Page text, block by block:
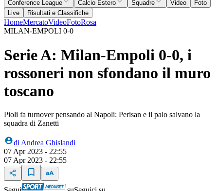
Conference League
Calcio Estero Squadre Video
Foto
Live
Risultati e Classifiche
HomeMercatoVideoFotoRosa
MILAN-EMPOLI 0-0
Serie A: Milan-Empoli 0-0, i
rossoneri non sfondano il muro
toscano
Pioli fa turnover pensando al Napoli: Perisan e il palo salvano la
squadra di Zanetti
di Andrea Ghislandi
07 Apr 2023 - 22:55
07 Apr 2023 - 22:55